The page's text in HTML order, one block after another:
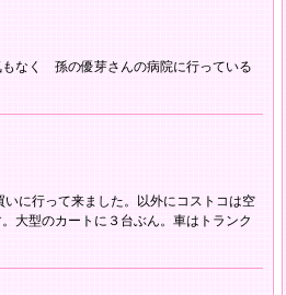
なく 孫の優芽さんの病院に行っている
に行って来ました。以外にコストコは空
大型のカートに３台ぶん。車はトランク